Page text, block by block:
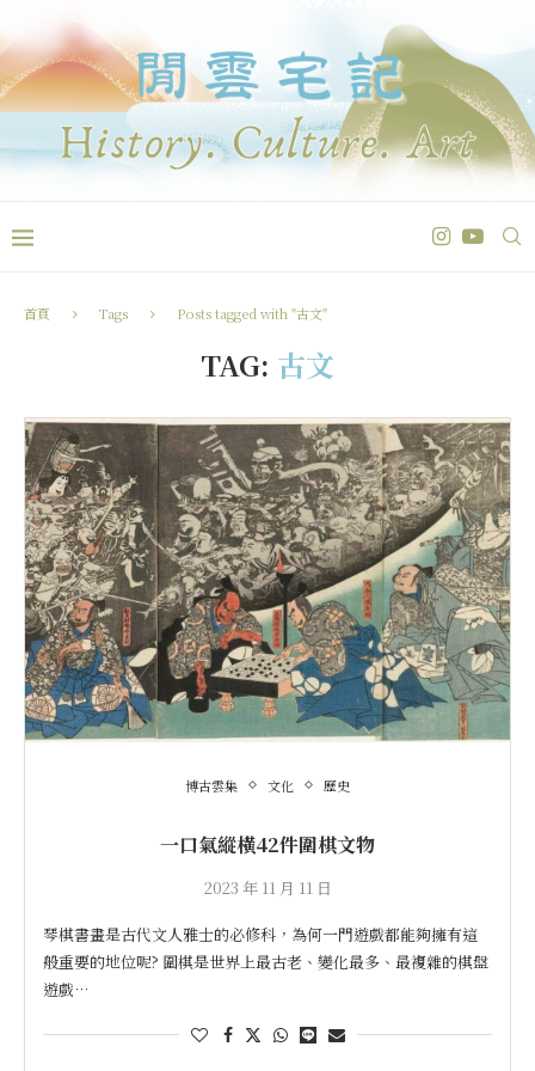
首頁 Tags Posts tagged with "古文"
TAG: 古文
博古雲集 文化 歷史
一口氣縱橫42件圍棋文物
2023 年 11 月 11 日
琴棋書畫是古代文人雅士的必修科，為何一門遊戲都能夠擁有這
般重要的地位呢? 圍棋是世界上最古老、變化最多、最複雜的棋盤
遊戲…